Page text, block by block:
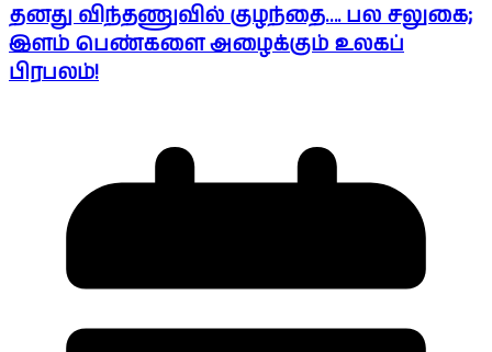
தனது விந்தணுவில் குழந்தை…. பல சலுகை;
இளம் பெண்களை அழைக்கும் உலகப்
பிரபலம்!